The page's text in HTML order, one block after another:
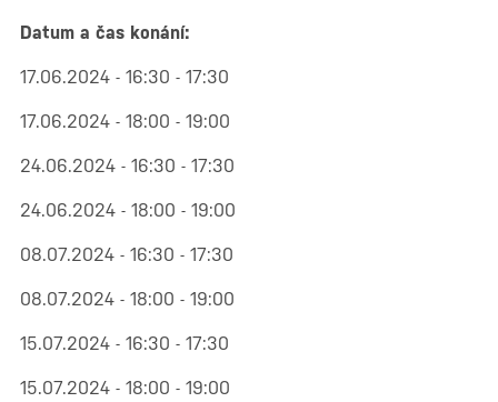
Datum a čas konání:
17.06.2024 - 16:30 - 17:30
17.06.2024 - 18:00 - 19:00
24.06.2024 - 16:30 - 17:30
24.06.2024 - 18:00 - 19:00
08.07.2024 - 16:30 - 17:30
08.07.2024 - 18:00 - 19:00
15.07.2024 - 16:30 - 17:30
15.07.2024 - 18:00 - 19:00